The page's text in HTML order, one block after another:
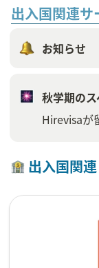
出入国関連サ
お知らせ
秋学期の
Hirevisaが
出入国関